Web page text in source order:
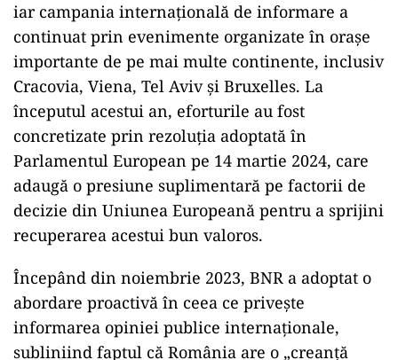
iar campania internațională de informare a
continuat prin evenimente organizate în orașe
importante de pe mai multe continente, inclusiv
Cracovia, Viena, Tel Aviv și Bruxelles. La
începutul acestui an, eforturile au fost
concretizate prin rezoluția adoptată în
Parlamentul European pe 14 martie 2024, care
adaugă o presiune suplimentară pe factorii de
decizie din Uniunea Europeană pentru a sprijini
recuperarea acestui bun valoros.
Începând din noiembrie 2023, BNR a adoptat o
abordare proactivă în ceea ce privește
informarea opiniei publice internaționale,
subliniind faptul că România are o „creanță